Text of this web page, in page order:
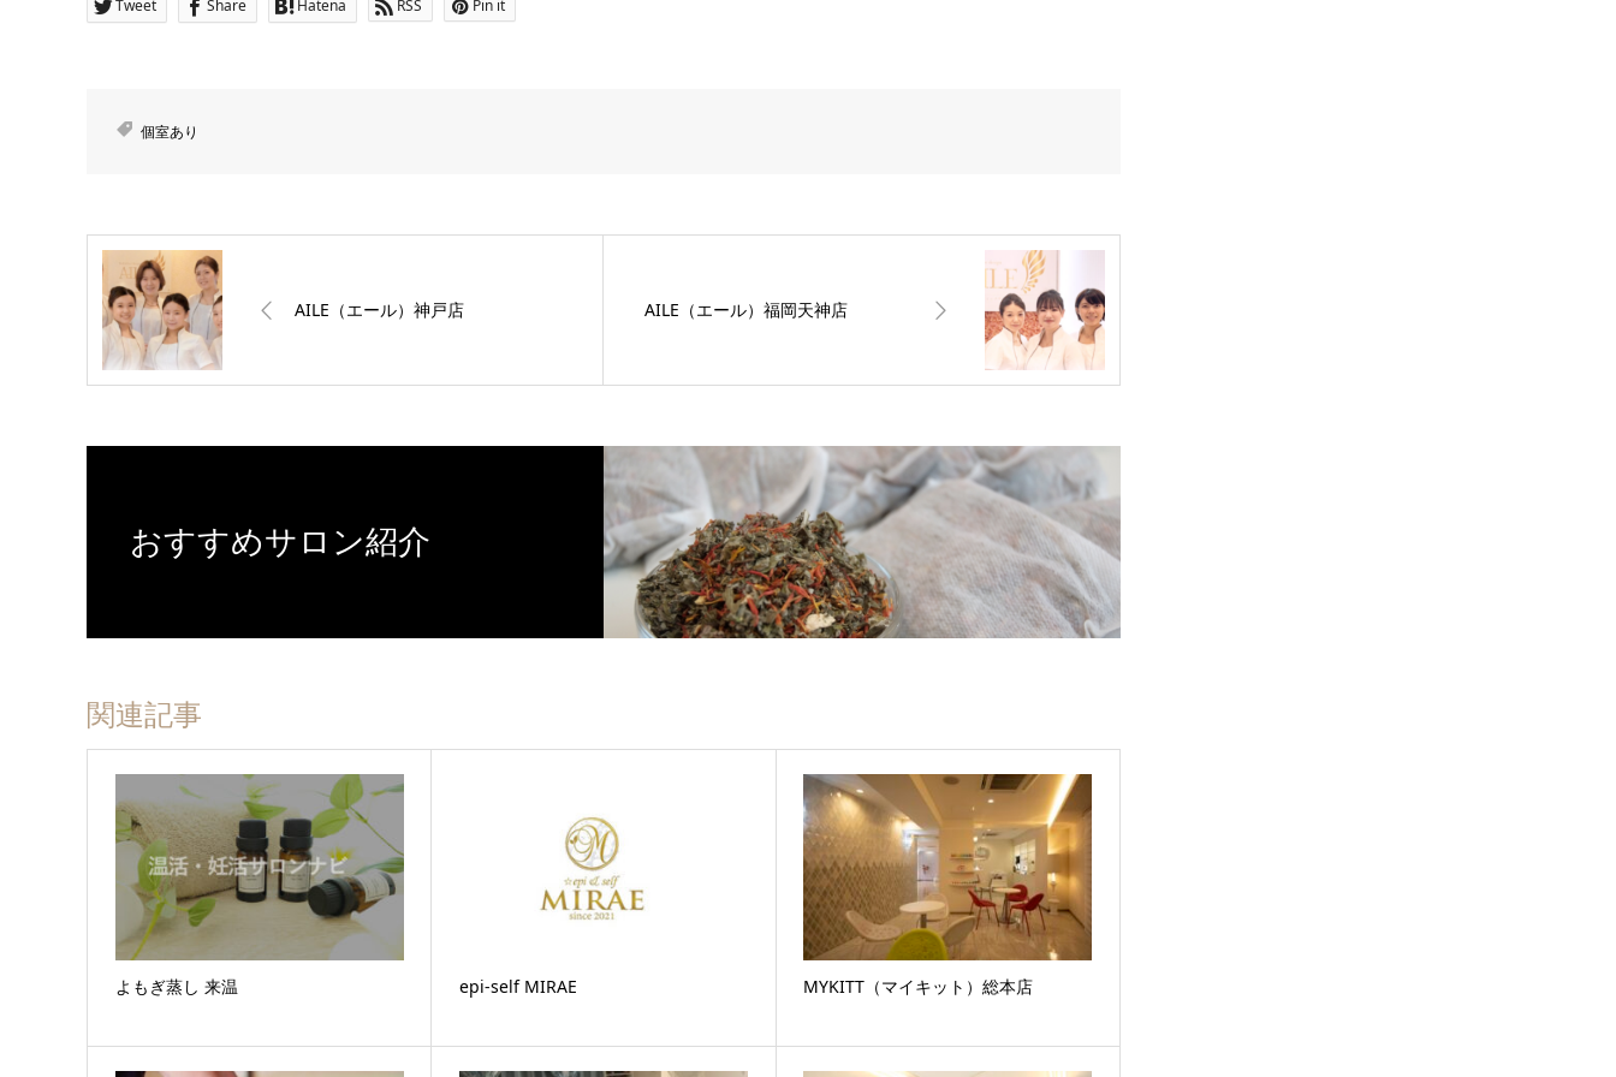
Tweet Share Hatena RSS Pin it
個室あり
AILE（エール）神戸店 AILE（エール）福岡天神店
おすすめサロン紹介
関連記事
よもぎ蒸し 来温 epi-self MIRAE MYKITT（マイキット）総本店